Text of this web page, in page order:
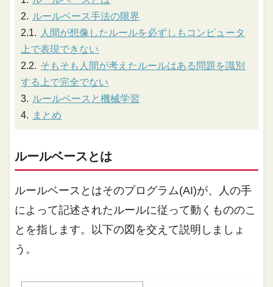
ルールベース手法の限界
人間が想像したルールを必ずしもコンピュータ
上で表現できない
そもそも人間が考えたルールはある問題を識別
する上で完全でない
ルールベースと機械学習
まとめ
ルールベースとは
ルールベースとはそのプログラム(AI)が、人の手
によって記述されたルールに従って動くもののこ
とを指します。以下の図を交えて説明しましょ
う。